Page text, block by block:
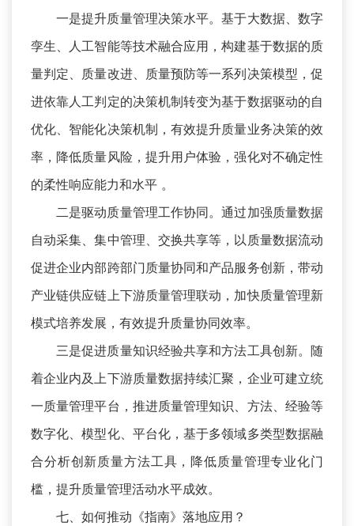
一是提升质量管理决策水平。基于大数据、数字
孪生、人工智能等技术融合应用，构建基于数据的质
量判定、质量改进、质量预防等一系列决策模型，促
进依靠人工判定的决策机制转变为基于数据驱动的自
优化、智能化决策机制，有效提升质量业务决策的效
率，降低质量风险，提升用户体验，强化对不确定性
的柔性响应能力和水平 。
二是驱动质量管理工作协同。通过加强质量数据
自动采集、集中管理、交换共享等，以质量数据流动
促进企业内部跨部门质量协同和产品服务创新，带动
产业链供应链上下游质量管理联动，加快质量管理新
模式培养发展，有效提升质量协同效率。
三是促进质量知识经验共享和方法工具创新。随
着企业内及上下游质量数据持续汇聚，企业可建立统
一质量管理平台，推进质量管理知识、方法、经验等
数字化、模型化、平台化，基于多领域多类型数据融
合分析创新质量方法工具，降低质量管理专业化门
槛，提升质量管理活动水平成效。
七、如何推动《指南》落地应用？